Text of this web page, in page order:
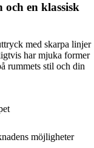
en klassisk
med skarpa linjer
har mjuka former
rummets stil och din
möjligheter